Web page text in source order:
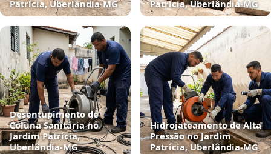
Patrícia, Uberlândia‑MG
Patrícia, Uberlândia‑MG
Desentupimento de
Coluna Sanitária no
Jardim Patrícia,
Uberlândia‑MG
Hidrojateamento de Alta
Pressão no Jardim
Patrícia, Uberlândia‑MG